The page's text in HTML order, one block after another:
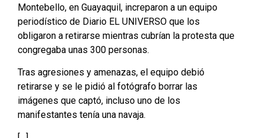
Montebello, en Guayaquil, increparon a un equipo
periodístico de Diario EL UNIVERSO que los
obligaron a retirarse mientras cubrían la protesta que
congregaba unas 300 personas.
Tras agresiones y amenazas, el equipo debió
retirarse y se le pidió al fotógrafo borrar las
imágenes que captó, incluso uno de los
manifestantes tenía una navaja.